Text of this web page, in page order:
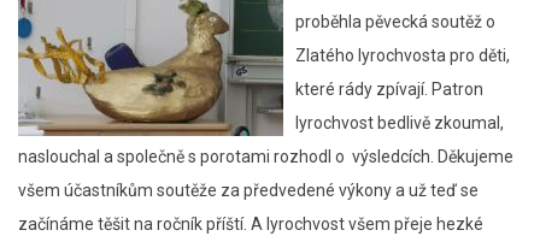
proběhla pěvecká soutěž o
Zlatého lyrochvosta pro děti,
které rády zpívají. Patron
lyrochvost bedlivě zkoumal,
naslouchal a společně s porotami rozhodl o výsledcích. Děkujeme
všem účastníkům soutěže za předvedené výkony a už teď se
začínáme těšit na ročník příští. A lyrochvost všem přeje hezké